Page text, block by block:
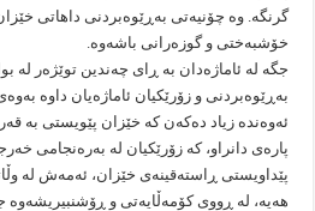
گرنگە. وە چۆنیەتی بەڕێوەبردنی داهاتی
خۆشبەختی و گوزەرانی باشەوە.
جگە لە ئاماژەدان بە ڕای چەندین توێژەر لە
بەڕێوەبردنی و زۆرێكیان ئاماژەیان داوە
ئەوەندە زیاد دەكەن كە خێزان پێویستی بە
پارەی دانراو، كە زۆرێكیان لە بەرەنجامی
پێداویستی ڕاستەقینەی خێزان، ئەمەش لە
هەیە، لە ڕووی كۆمەڵایەتی و ڕۆشنبیریشەوە